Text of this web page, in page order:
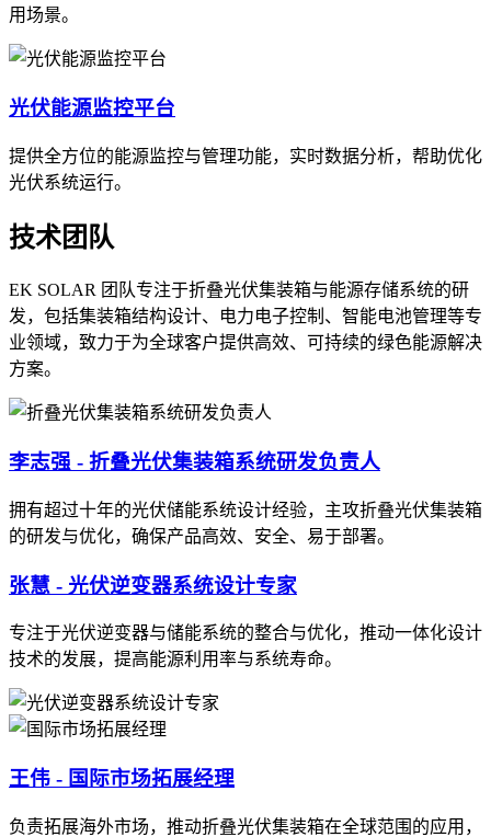
用场景。
光伏能源监控平台
提供全方位的能源监控与管理功能，实时数据分析，帮助优化
光伏系统运行。
技术团队
EK SOLAR 团队专注于折叠光伏集装箱与能源存储系统的研
发，包括集装箱结构设计、电力电子控制、智能电池管理等专
业领域，致力于为全球客户提供高效、可持续的绿色能源解决
方案。
李志强 - 折叠光伏集装箱系统研发负责人
拥有超过十年的光伏储能系统设计经验，主攻折叠光伏集装箱
的研发与优化，确保产品高效、安全、易于部署。
张慧 - 光伏逆变器系统设计专家
专注于光伏逆变器与储能系统的整合与优化，推动一体化设计
技术的发展，提高能源利用率与系统寿命。
王伟 - 国际市场拓展经理
负责拓展海外市场，推动折叠光伏集装箱在全球范围的应用，